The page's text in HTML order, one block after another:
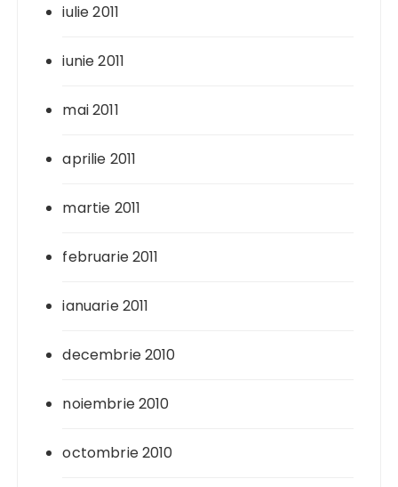
iulie 2011
iunie 2011
mai 2011
aprilie 2011
martie 2011
februarie 2011
ianuarie 2011
decembrie 2010
noiembrie 2010
octombrie 2010